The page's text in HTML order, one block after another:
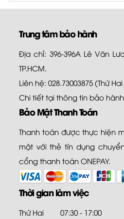
Trung tâm bảo hành
Địa chỉ: 396-396A Lê Văn
TP.HCM.
Liên hệ: 028.73003875 (Thứ
Chi tiết tại thông tin bảo hành
Bảo Mật Thanh Toán
Thanh toán được thực hiện
mật với thẻ tín dụng
cổng thanh toán ONEPAY.
Thời gian làm việc
Thứ Hai
07:30 - 17:00